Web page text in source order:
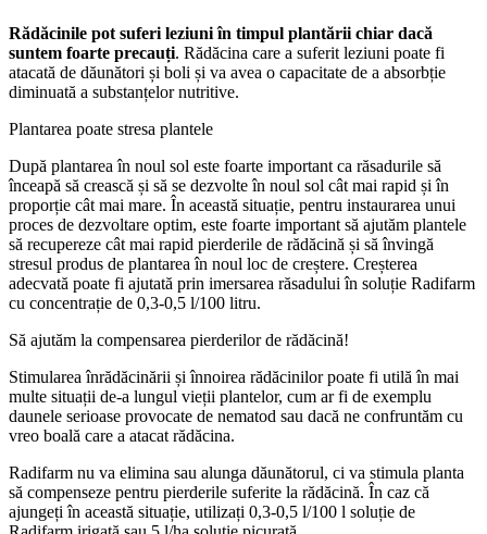
Rădăcinile pot suferi leziuni în timpul plantării chiar dacă
suntem foarte precauți. Rădăcina care a suferit leziuni poate fi
atacată de dăunători și boli și va avea o capacitate de a absorbție
diminuată a substanțelor nutritive.
Plantarea poate stresa plantele
După plantarea în noul sol este foarte important ca răsadurile să
înceapă să crească și să se dezvolte în noul sol cât mai rapid și în
proporție cât mai mare. În această situație, pentru instaurarea unui
proces de dezvoltare optim, este foarte important să ajutăm plantele
să recupereze cât mai rapid pierderile de rădăcină și să învingă
stresul produs de plantarea în noul loc de creștere. Creșterea
adecvată poate fi ajutată prin imersarea răsadului în soluție Radifarm
cu concentrație de 0,3-0,5 l/100 litru.
Să ajutăm la compensarea pierderilor de rădăcină!
Stimularea înrădăcinării și înnoirea rădăcinilor poate fi utilă în mai
multe situații de-a lungul vieții plantelor, cum ar fi de exemplu
daunele serioase provocate de nematod sau dacă ne confruntăm cu
vreo boală care a atacat rădăcina.
Radifarm nu va elimina sau alunga dăunătorul, ci va stimula planta
să compenseze pentru pierderile suferite la rădăcină. În caz că
ajungeți în această situație, utilizați 0,3-0,5 l/100 l soluție de